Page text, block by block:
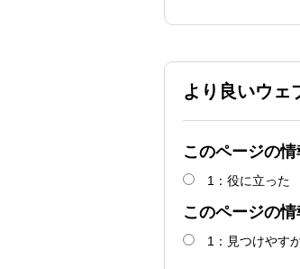
より良いウェ
このページの
1：役に立った
このページの
1：見つけやす